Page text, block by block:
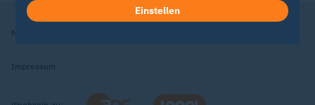
Nutzungsbedingungen
Impressum
Weitere Informationen findest du in unserer
Datenschutzerklärung.
Einstellen